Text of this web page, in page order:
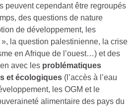
peuvent cependant être regroupés
des questions de nature
de développement, les
la question palestinienne, la crise
en Afrique de l’ouest…) et des
avec les problématiques
et écologiques (l’accès à l’eau
les OGM et le
alimentaire des pays du